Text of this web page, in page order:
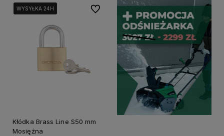
WYSYŁKA 24H
WYSYŁKA 24H
WYSYŁKA 24H
Kłódka Brass Line S50 mm
Mosiężna
Do ulubionych